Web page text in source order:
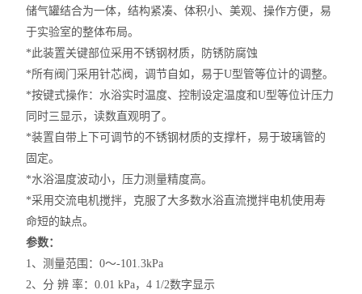
储气罐结合为一体，结构紧凑、体积小、美观、操作方便，易
于实验室的整体布局。
*此装置关键部位采用不锈钢材质，防锈防腐蚀
*所有阀门采用针芯阀，调节自如，易于U型管等位计的调整。
*按键式操作：水浴实时温度、控制设定温度和U型等位计压力
同时三显示，读数直观明了。
*装置自带上下可调节的不锈钢材质的支撑杆，易于玻璃管的
固定。
*水浴温度波动小，压力测量精度高。
*采用交流电机搅拌，克服了大多数水浴直流搅拌电机使用寿
命短的缺点。
参数：
1、测量范围：0～-101.3kPa
2、分 辨 率：0.01 kPa，4 1/2数字显示